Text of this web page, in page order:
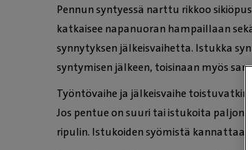
Pennun syntyessä narttu rikkoo
katkaisee napanuoran hampaillaan
synnytyksen jälkeisvaihetta. Istukka
syntymisen jälkeen, toisinaan myös
Työntövaihe ja jälkeisvaihe
Jos pentue on suuri tai istukoita
ripulin. Istukoiden syömistä